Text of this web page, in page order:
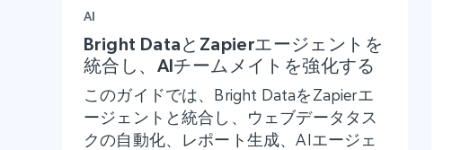
AI
Bright DataとZapierエージェントを
統合し、AIチームメイトを強化する
このガイドでは、Bright DataをZapierエ
ージェントと統合し、ウェブデータタス
クの自動化、レポート生成、AIエージェ